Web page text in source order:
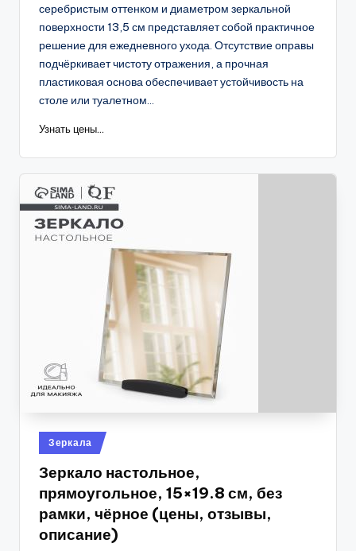
серебристым оттенком и диаметром зеркальной
поверхности 13,5 см представляет собой практичное
решение для ежедневного ухода. Отсутствие оправы
подчёркивает чистоту отражения, а прочная
пластиковая основа обеспечивает устойчивость на
столе или туалетном...
Узнать цены...
Опубликовано
в
Зеркала
Зеркало настольное,
прямоугольное, 15×19.8 см, без
рамки, чёрное (цены, отзывы,
описание)